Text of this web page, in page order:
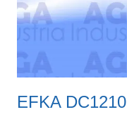
EFKA DC1210